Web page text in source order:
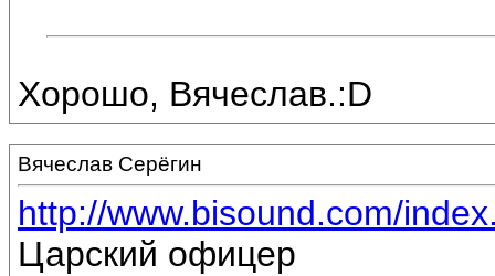
Хорошо, Вячеслав.:D
Вячеслав Серёгин
http://www.bisound.com/
Царский офицер